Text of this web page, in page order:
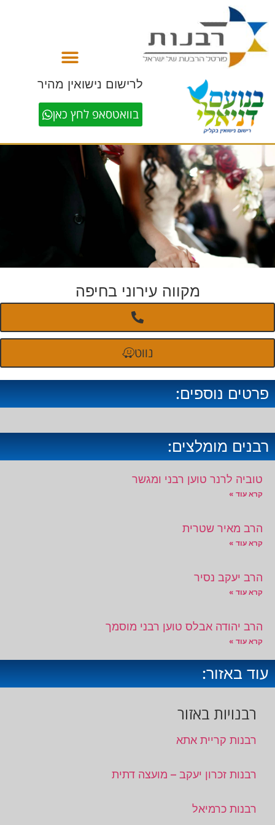
לרישום נישואין מהיר
בוואטסאפ לחץ כאן
מקווה עירוני בחיפה
נווט
פרטים נוספים:
רבנים מומלצים:
טוביה לרנר טוען רבני ומגשר
קרא עוד »
הרב מאיר שטרית
קרא עוד »
הרב יעקב נסיר
קרא עוד »
הרב יהודה אבלס טוען רבני מוסמך
קרא עוד »
עוד באזור:
רבנויות באזור
רבנות קריית אתא
רבנות זכרון יעקב – מועצה דתית
רבנות כרמיאל